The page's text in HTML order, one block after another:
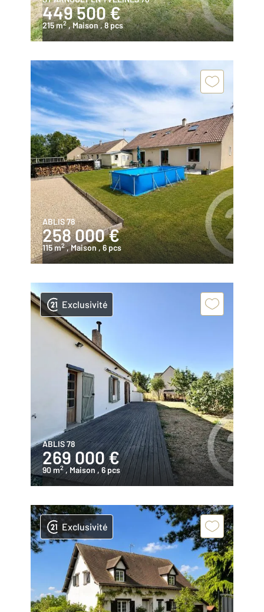
449 500 €
215 m2 , Maison, 8 pcs
ABLIS 78
258 000 €
115 m2 , Maison, 6 pcs
Exclusivité
ABLIS 78
269 000 €
90 m2 , Maison , 6 pcs
Exclusivité